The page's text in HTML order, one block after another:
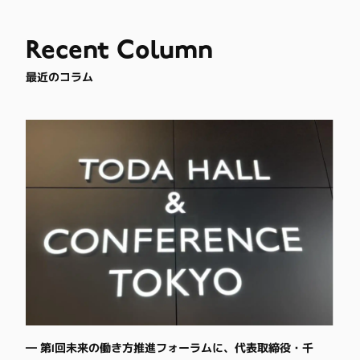
Recent Column
最近のコラム
― 第1回未来の働き方推進フォーラムに、代表取締役・千